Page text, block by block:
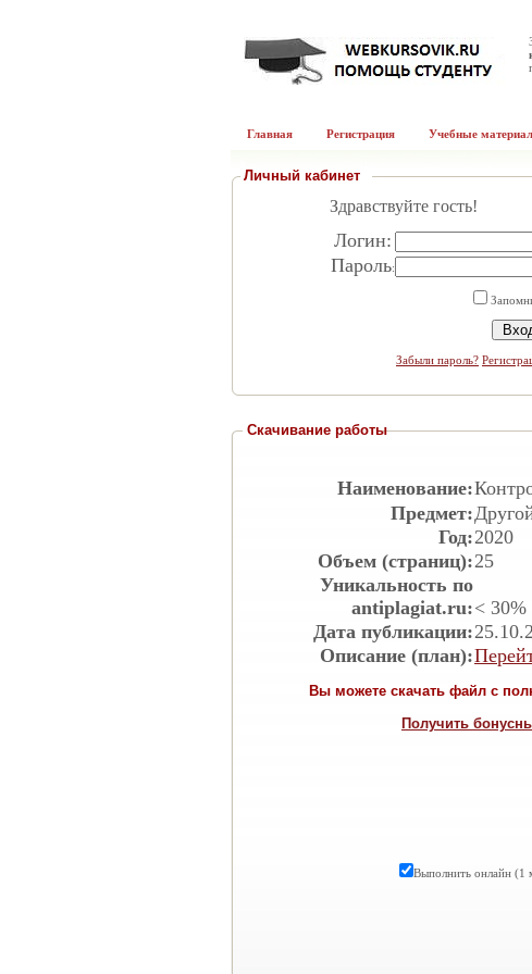
Главная Регистрация Учебные
Личный кабинет
Здравствуйте гость!
Логин:
Пароль:
Забыли пароль?
Скачивание работы
Наименование:
Предмет:
Год:2020
Объем (страниц):25
Уникальность по
antiplagiat.ru:< 30%
Дата публикации:
Описание (план):
Вы можете скачать файл с
Получить
Выполнить онлайн (1